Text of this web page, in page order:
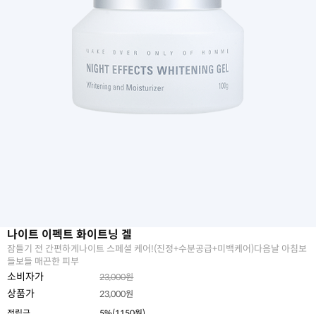
나이트 이펙트 화이트닝 겔
잠들기 전 간편하게나이트 스페셜 케어!(진정+수분공급+미백케어)다음날 아침보
들보들 매끈한 피부
소비자가 23,000원
상품가 23,000원